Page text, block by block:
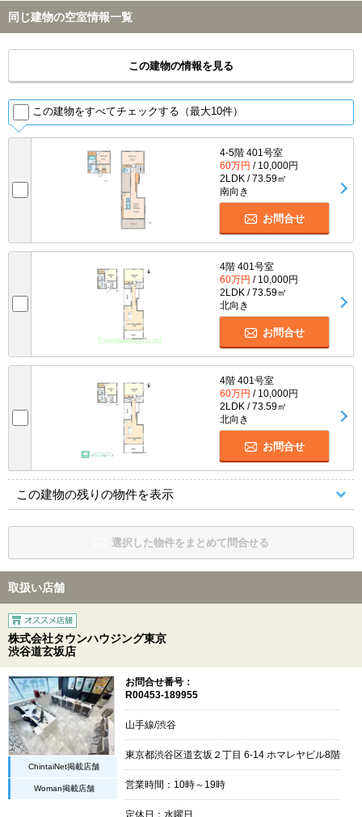
同じ建物の空室情報一覧
この建物の情報を見る
この建物をすべてチェックする（最大10件）
4-5階 401号室
60万円 / 10,000円
2LDK / 73.59㎡
南向き
お問合せ
4階 401号室
60万円 / 10,000円
2LDK / 73.59㎡
北向き
お問合せ
4階 401号室
60万円 / 10,000円
2LDK / 73.59㎡
北向き
お問合せ
この建物の残りの物件を表示
選択した物件をまとめて問合せる
取扱い店舗
株式会社タウンハウジング東京
渋谷道玄坂店
ChintaiNet掲載店舗
Woman掲載店舗
お問合せ番号：
R00453-189955
山手線/渋谷
東京都渋谷区道玄坂２丁目 6-14 ホマレヤビル8階
営業時間：10時～19時
定休日：水曜日